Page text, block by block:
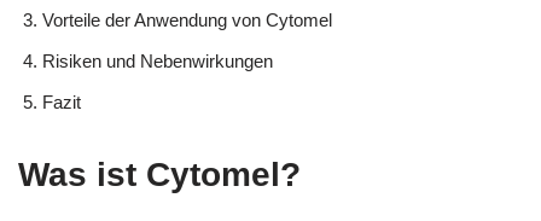
Vorteile der Anwendung von Cytomel
Risiken und Nebenwirkungen
Fazit
Was ist Cytomel?